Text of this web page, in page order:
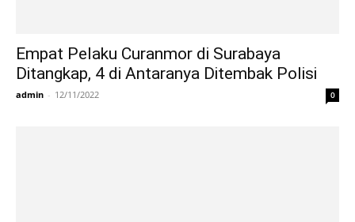
Empat Pelaku Curanmor di Surabaya
Ditangkap, 4 di Antaranya Ditembak Polisi
admin - 12/11/2022 0